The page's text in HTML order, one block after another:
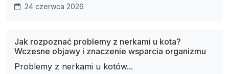
24 czerwca 2026
Jak rozpoznać problemy z nerkami u kota?
Wczesne objawy i znaczenie wsparcia organizmu
Problemy z nerkami u kotów...